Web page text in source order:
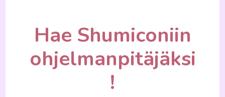
Hae Shumiconiin
ohjelmanpitäjäksi
!